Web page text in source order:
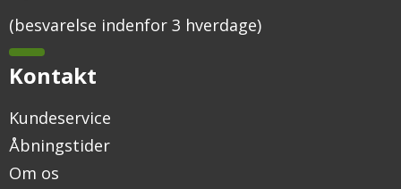
(besvarelse indenfor 3 hverdage)
Kontakt
Kundeservice
Åbningstider
Om os